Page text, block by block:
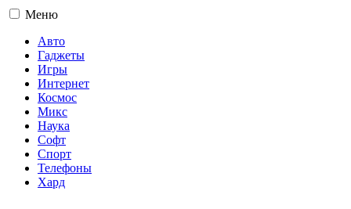
Меню
Авто
Гаджеты
Игры
Интернет
Космос
Микс
Наука
Софт
Спорт
Телефоны
Хард